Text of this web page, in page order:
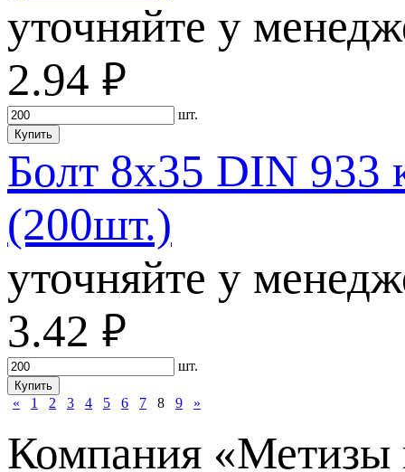
уточняйте у
2.94 руб.
шт.
Купить
Болт 8х35 DIN 933
(200шт.)
уточняйте у
3.42 руб.
шт.
Купить
« 1 2 3 4 5 6 7 8 9 »
Компания «Метизы